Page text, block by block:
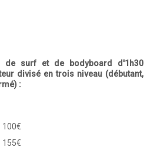
de surf et de bodyboard d'1h30
divisé en trois niveau (débutant,
:
100€
155€